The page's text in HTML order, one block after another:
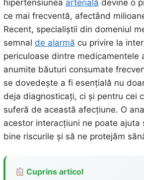
hipertensiunea arterială devine o
ce mai frecventă, afectând
Recent, specialiștii din domeniul
semnal de alarmă cu privire la
periculoase dintre medicamentele
anumite băuturi consumate
se dovedește a fi esențială nu
deja diagnosticați, ci și pentru cei
suferă de această afecțiune. O
acestor interacțiuni ne poate ajuta
bine riscurile și să ne protejăm
Cuprins articol